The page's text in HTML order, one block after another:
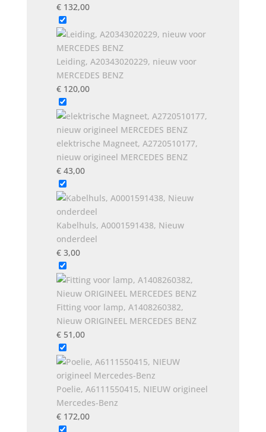
€132,00
Leiding, A20343020229, nieuw voor
MERCEDES BENZ
€120,00
elektrische Magneet, A2720510177,
nieuw origineel MERCEDES BENZ
€43,00
Kabelhuls, A0001591438, Nieuw
onderdeel
€3,00
Fitting voor lamp, A1408260382,
Nieuw ORIGINEEL MERCEDES BENZ
€51,00
Poelie, A6111550415, NIEUW origineel
Mercedes-Benz
€172,00